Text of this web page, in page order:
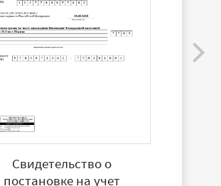
Свидетельство о
постановке на учет